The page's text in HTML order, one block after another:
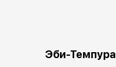
Эби-Темпура